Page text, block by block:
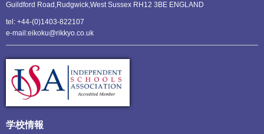
Guildford Road,Rudgwick,West Sussex RH12 3BE ENGLAND
tel: +44-(0)1403-822107
e-mail:eikoku@rikkyo.co.uk
学校情報